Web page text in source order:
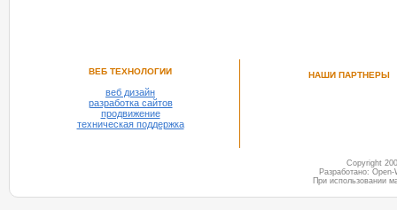
ВЕБ ТЕХНОЛОГИИ
веб дизайн
разработка сайтов
продвижение
техническая поддержка
НАШИ ПАРТНЕРЫ
Copyright
Разработано:
При использовании